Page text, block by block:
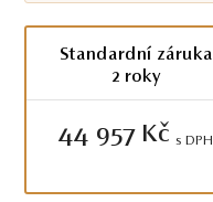
Standardní záruka
2 roky
44 957 Kč S DPH